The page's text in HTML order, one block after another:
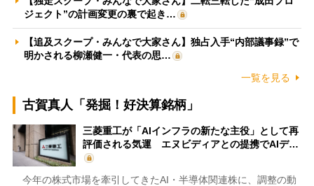
ジェクト”の計画変更の裏で起き…
【追及スクープ・みんなで大家さん】独占入手“内部議事録”で
明かされる柳瀬健一・代表の思…
一覧を見る
古賀真人「発掘！好決算銘柄」
三菱重工が「AIインフラの新たな主役」として再
評価される気運 エヌビディアとの提携でAIデ…
今年の株式市場を牽引してきたAI・半導体関連株に、調整の動